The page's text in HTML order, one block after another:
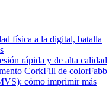
física a la digital, batalla
rápida y de alta calidad
CorkFill de colorFabb
cómo imprimir más